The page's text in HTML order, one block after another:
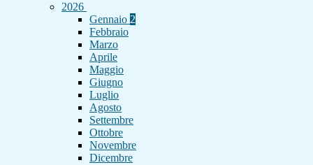
2026
Gennaio 2
Febbraio
Marzo
Aprile
Maggio
Giugno
Luglio
Agosto
Settembre
Ottobre
Novembre
Dicembre